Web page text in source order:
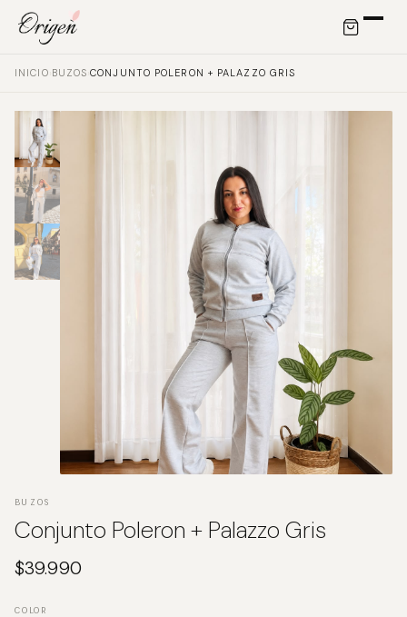
INICIO BUZOS ›CONJUNTO POLERON + PALAZZO GRIS
BUZOS
Conjunto Poleron + Palazzo Gris
$39.990
COLOR